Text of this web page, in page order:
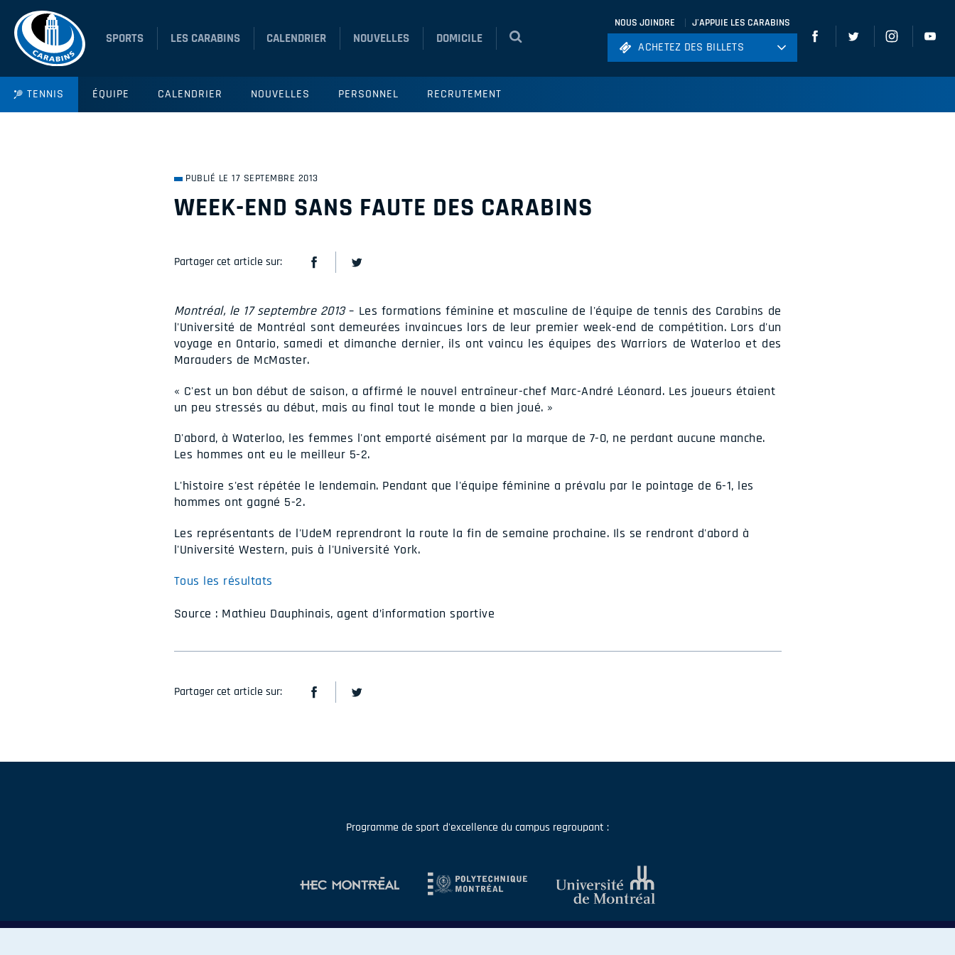
SPORTS LES CARABINS CALENDRIER NOUVELLES DOMICILE
NOUS JOINDRE J'APPUIE LES CARABINS
ACHETEZ DES BILLETS
ACHETEZ DES BILLETS
TENNIS ÉQUIPE CALENDRIER NOUVELLES PERSONNEL RECRUTEMENT
PUBLIÉ LE 17 SEPTEMBRE 2013
WEEK-END SANS FAUTE DES CARABINS
Partager cet article sur:
Montréal, le 17 septembre 2013– Les formations féminine et masculine de l'équipe de tennis des Carabins de
l'Université de Montréal sont demeurées invaincues lors de leur premier week-end de compétition. Lors d'un
voyage en Ontario, samedi et dimanche dernier, ils ont vaincu les équipes des Warriors de Waterloo et des
Marauders de McMaster.
« C'est un bon début de saison, a affirmé le nouvel entraîneur-chef Marc-André Léonard. Les joueurs étaient
un peu stressés au début, mais au final tout le monde a bien joué. »
D'abord, à Waterloo, les femmes l'ont emporté aisément par la marque de 7-0, ne perdant aucune manche.
Les hommes ont eu le meilleur 5-2.
L'histoire s'est répétée le lendemain. Pendant que l'équipe féminine a prévalu par le pointage de 6-1, les
hommes ont gagné 5-2.
Les représentants de l'UdeM reprendront la route la fin de semaine prochaine. Ils se rendront d'abord à
l'Université Western, puis à l'Université York.
Tous les résultats
Source : Mathieu Dauphinais, agent d’information sportive
Partager cet article sur:
Programme de sport d'excellence du campus regroupant :